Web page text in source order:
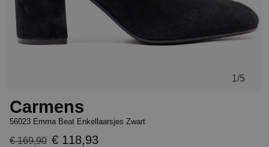
1 /5
Carmens
56023 Emma Beat Enkellaarsjes Zwart
€ 169,90 € 118,93